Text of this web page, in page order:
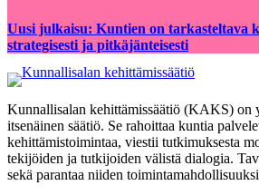
Uusi julkaisu: Kuntien on tarkasteltava
strategisesti ja pitkäjänteisesti
Kunnallisalan kehittämissäätiö (KAKS) on
itsenäinen säätiö. Se rahoittaa kuntia
kehittämistoimintaa, viestii tutkimuksesta
tekijöiden ja tutkijoiden välistä dialogia.
sekä parantaa niiden